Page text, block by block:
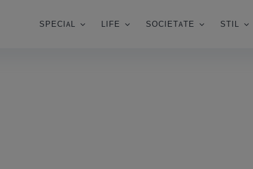
SPECIAL LIFE SOCIETATE STIL